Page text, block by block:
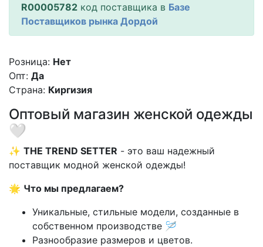
R00005782 код поставщика в Базе
Поставщиков рынка Дордой
Розница: Нет
Опт: Да
Страна: Киргизия
Оптовый магазин женской одежды
🤍
✨ THE TREND SETTER - это ваш надежный
поставщик модной женской одежды!
🌟 Что мы предлагаем?
Уникальные, стильные модели, созданные в
собственном производстве 🪡
Разнообразие размеров и цветов.